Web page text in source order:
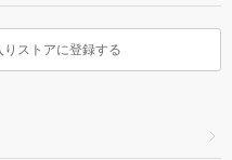
ストアに登録する